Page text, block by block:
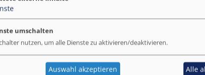
umschalten
nutzen, um alle Dienste zu aktivieren/deaktivieren.
Auswahl akzeptieren Alle